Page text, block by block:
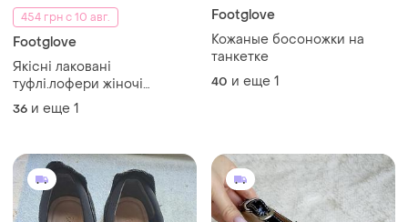
454 грн с 10 авг.
Footglove
Якісні лаковані
туфлі.лофери жіночі
.шкіряні жіночі лофери
36 и еще 1
Footglove
Кожаные босоножки на
танкетке
40 и еще 1